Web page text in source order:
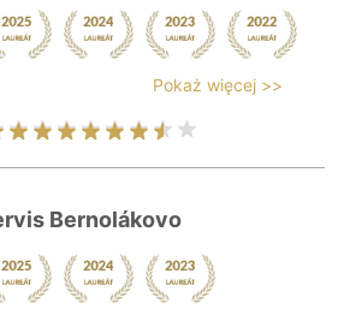
Pokaż więcej >>
Bernolákovo